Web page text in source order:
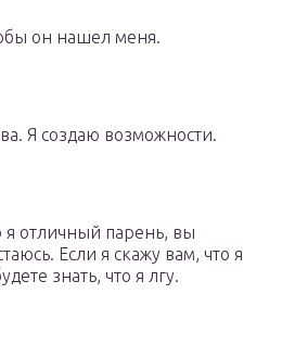
он нашел меня.
Я создаю возможности.
я отличный парень, вы
Если я скажу вам, что я
знать, что я лгу.